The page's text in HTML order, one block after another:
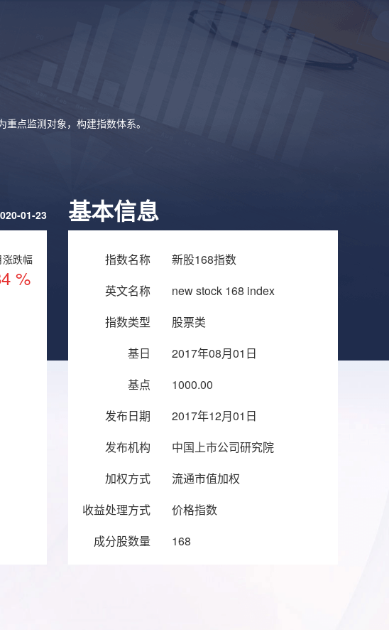
点监测对象，构建指数体系。
01-23
跌幅
%
基本信息
指数名称
新股168指数
英文名称
new stock 168 index
指数类型
股票类
基日
2017年08月01日
基点
1000.00
发布日期
2017年12月01日
发布机构
中国上市公司研究院
加权方式
流通市值加权
收益处理方式
价格指数
成分股数量
168